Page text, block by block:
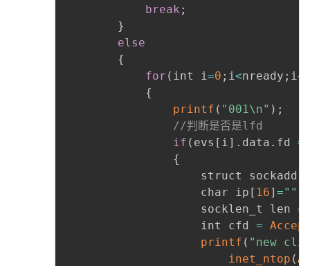
break ;
}
else
{
for ( int i=0 ; i<nready ; i
{
printf ( "001\n" ) ;
//判断是否是lfd
if ( evs [ i] . data . fd
{
struct
					char ip
[ 16] =""
					socklen_t len
=
					int cfd
=
printf ( "new
inet_ntop (